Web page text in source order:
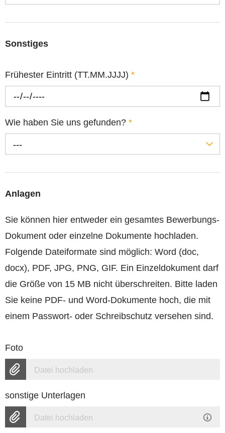
Sonstiges
Frühester Eintritt (TT.MM.JJJJ) *
Wie haben Sie uns gefunden? *
---
Anlagen
Sie können hier entweder ein gesamtes Bewerbungs-
Dokument oder einzelne Dokumente hochladen.
Folgende Dateiformate sind möglich: Word (doc,
docx), PDF, JPG, PNG, GIF. Ein Einzeldokument darf
die Größe von 15 MB nicht überschreiten. Bitte laden
Sie keine PDF- und Word-Dokumente hoch, die mit
einem Passwort- oder Schreibschutz versehen sind.
Foto
Datei hochladen
sonstige Unterlagen
Datei hochladen